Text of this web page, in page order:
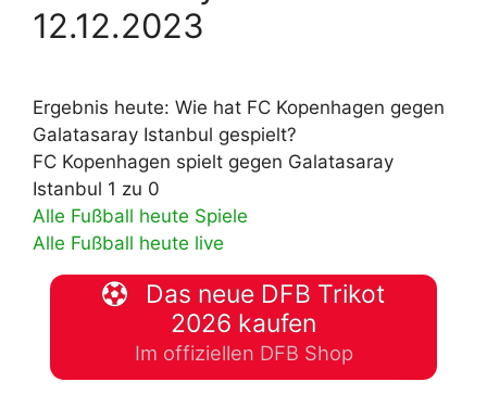
12.12.2023
Ergebnis heute: Wie hat FC Kopenhagen gegen
Galatasaray Istanbul gespielt?
FC Kopenhagen spielt gegen Galatasaray
Istanbul 1 zu 0
Alle Fußball heute Spiele
Alle Fußball heute live
Das neue DFB Trikot
2026 kaufen
Im offiziellen DFB Shop